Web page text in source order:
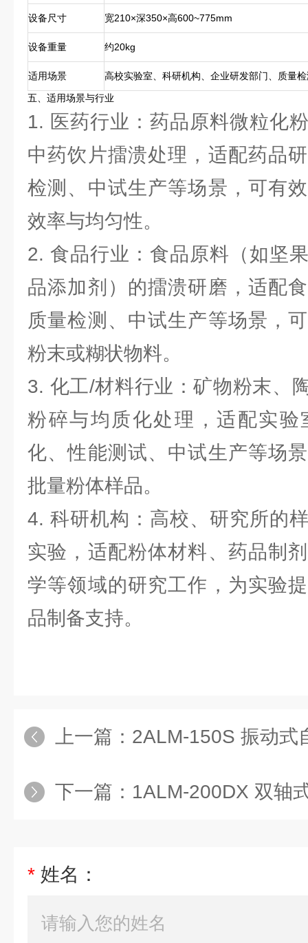
设备尺寸 宽210×深350×高600~775mm
设备重量 约20kg
适用场景
高校实验室、科研机构、企业研发部门、质量
五、适用场景与行业
1. 医药行业：药品原料微粒化
中药饮片擂溃处理，适配药品
检测、中试生产等场景，可有
效率与均匀性。
2. 食品行业：食品原料（如坚
品添加剂）的擂溃研磨，适配
质量检测、中试生产等场景，
粉末或糊状物料。
3. 化工/材料行业：矿物粉末、
粉碎与均质化处理，适配实验
化、性能测试、中试生产等场
批量粉体样品。
4. 科研机构：高校、研究所的
实验，适配粉体材料、药品制
学等领域的研究工作，为实验
品制备支持。
上一篇： 2ALM-150S 振动式自动
下一篇： 1ALM-200DX 双轴式
* 姓名：